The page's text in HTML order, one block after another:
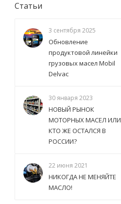
Статьи
3 сентября 2025
Обновление
продуктовой линейки
грузовых масел Mobil
Delvac
30 января 2023
НОВЫЙ РЫНОК
МОТОРНЫХ МАСЕЛ ИЛИ
КТО ЖЕ ОСТАЛСЯ В
РОССИИ?
22 июня 2021
НИКОГДА НЕ МЕНЯЙТЕ
МАСЛО!